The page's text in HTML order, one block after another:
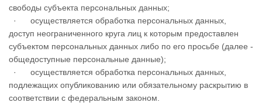
свободы субъекта персональных данных;
· осуществляется обработка персональных данных,
доступ неограниченного круга лиц к которым предоставлен
субъектом персональных данных либо по его просьбе (далее -
общедоступные персональные данные);
· осуществляется обработка персональных данных,
подлежащих опубликованию или обязательному раскрытию в
соответствии с федеральным законом.